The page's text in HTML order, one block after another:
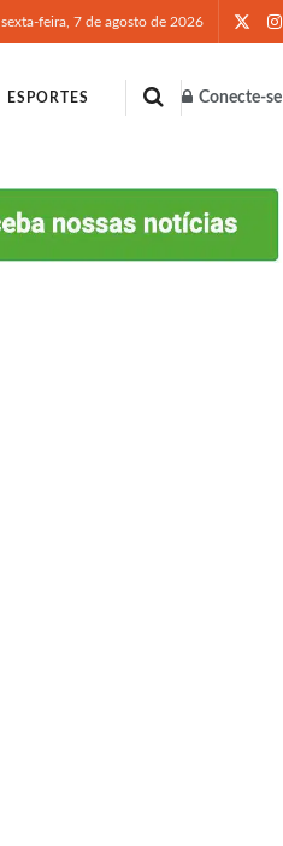
sexta-feira, 7 de agosto de 2026
ESPORTES Conecte-se